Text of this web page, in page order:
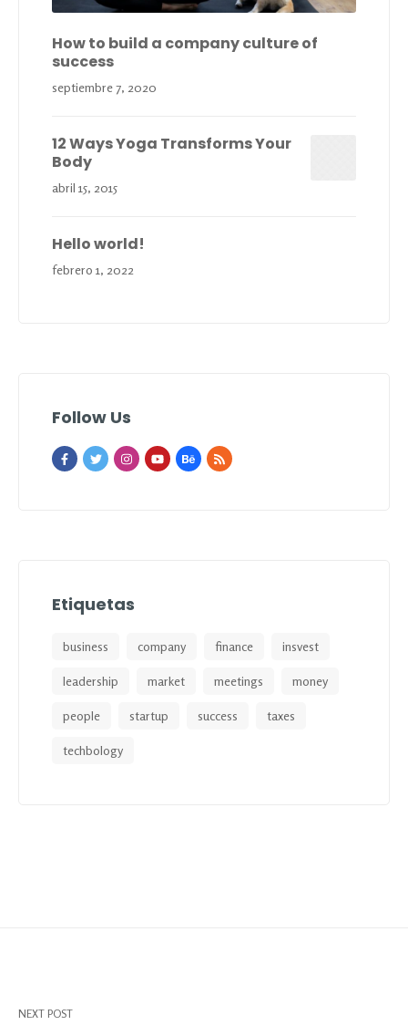
How to build a company culture of
success
septiembre 7, 2020
12 Ways Yoga Transforms Your
Body
abril 15, 2015
Hello world!
febrero 1, 2022
Follow Us
Etiquetas
business company finance insvest
leadership market meetings money
people startup success taxes
techbology
NEXT POST